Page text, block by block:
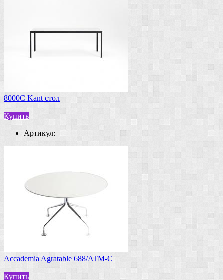
8000C Kant стол
Купить
Артикул:
Accademia Agratable 688/ATM-C
Купить